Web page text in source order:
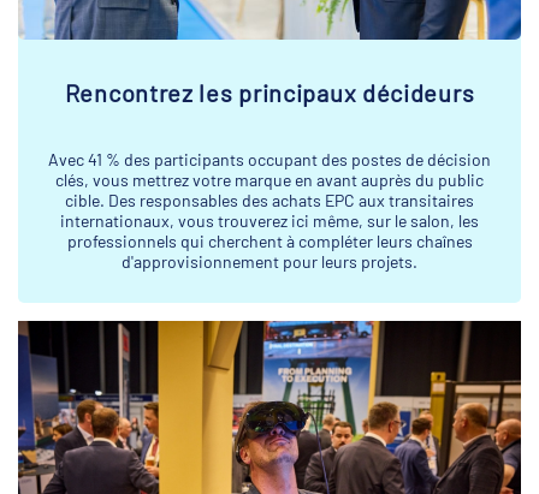
Rencontrez les principaux décideurs
Avec 41 % des participants occupant des postes de décision
clés, vous mettrez votre marque en avant auprès du public
cible. Des responsables des achats EPC aux transitaires
internationaux, vous trouverez ici même, sur le salon, les
professionnels qui cherchent à compléter leurs chaînes
d'approvisionnement pour leurs projets.